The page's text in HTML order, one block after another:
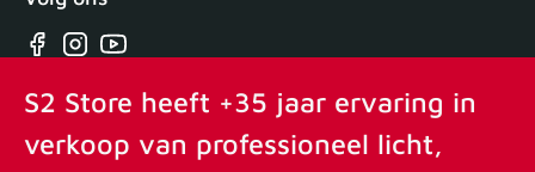
Facebook
Instagram
YouTube
S2 Store heeft +35 jaar ervaring in
verkoop van professioneel licht,